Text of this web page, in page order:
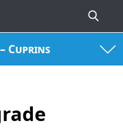
Cuprins